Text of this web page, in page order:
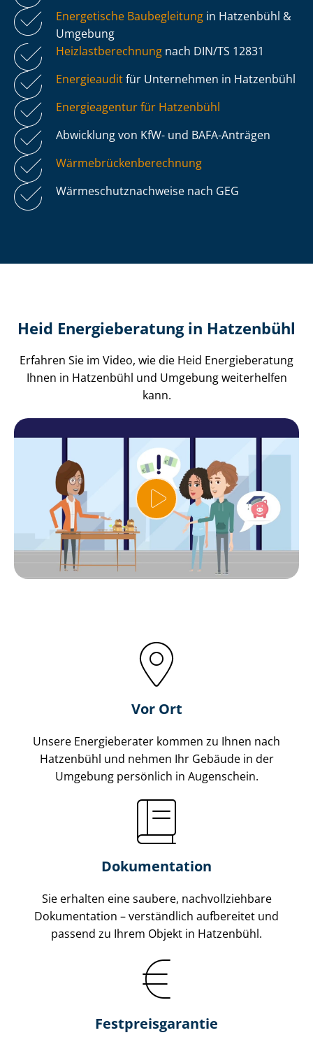
Energetische Baubegleitung in Hatzenbühl &
Umgebung
Heiz­last­be­rech­nung nach DIN/TS 12831
Energieauditfür Unternehmen in Hatzenbühl
Energieagentur für Hatzenbühl
Abwicklung von KfW- und BAFA-Anträgen
Wär­me­brü­cken­be­rech­nung
Wär­me­schutz­nach­wei­se nach GEG
Heid Energieberatung in Hatzenbühl
Erfahren Sie im Video, wie die Heid Energieberatung
Ihnen in Hatzenbühl und Umgebung weiterhelfen
kann.
Vor Ort
Unsere Energieberater kommen zu Ihnen nach
Hatzenbühl und nehmen Ihr Gebäude in der
Umgebung persönlich in Augenschein.
Dokumentation
Sie erhalten eine saubere, nach­voll­zieh­ba­re
Dokumentation – verständlich aufbereitet und
passend zu Ihrem Objekt in Hatzenbühl.
Fest­preis­ga­ran­tie